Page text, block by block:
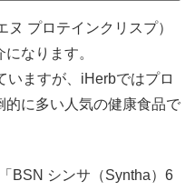
プロテインクリスプ）
なります。
いますが、iHerbではプロ
的に多い人気の健康食品で
BSN シンサ（Syntha）6